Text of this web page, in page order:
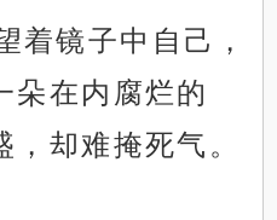
着镜子中自己，
朵在内腐烂的
却难掩死气。